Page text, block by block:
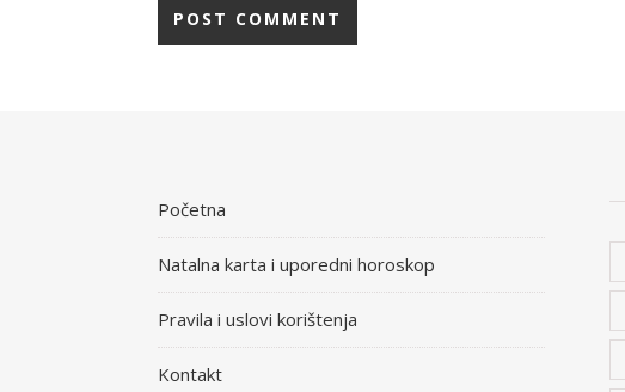
Početna
Natalna karta i uporedni horoskop
Pravila i uslovi korištenja
Kontakt